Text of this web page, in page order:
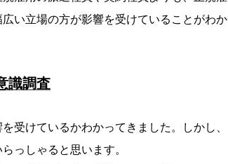
い立場の方が影響を受けていることがわか
識調査
受けているかわかってきました。しかし、
っしゃると思います。